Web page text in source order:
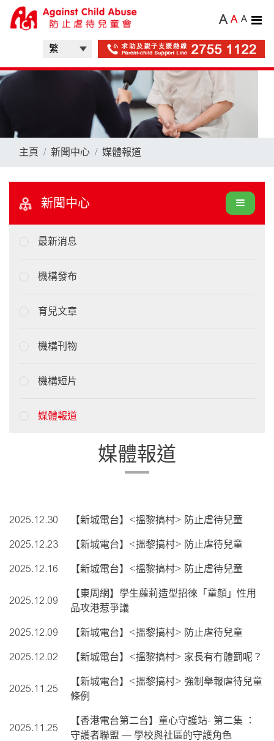
A A A
主頁 新聞中心 媒體報道
新聞中心
最新消息
機構發布
育兒文章
機構刊物
機構短片
媒體報道
媒體報道
2025.12.30 【新城電台】<搵黎搞村> 防止虐待兒童
2025.12.23 【新城電台】<搵黎搞村> 防止虐待兒童
2025.12.16 【新城電台】<搵黎搞村> 防止虐待兒童
2025.12.09
【東周網】學生蘿莉造型招徠「童顏」性用
品攻港惹爭議
2025.12.09 【新城電台】<搵黎搞村> 防止虐待兒童
2025.12.02 【新城電台】<搵黎搞村> 家長有冇體罰呢？
2025.11.25
【新城電台】<搵黎搞村> 強制舉報虐待兒童
條例
2025.11.25
【香港電台第二台】童心守護站- 第二集 ：
守護者聯盟 — 學校與社區的守護角色